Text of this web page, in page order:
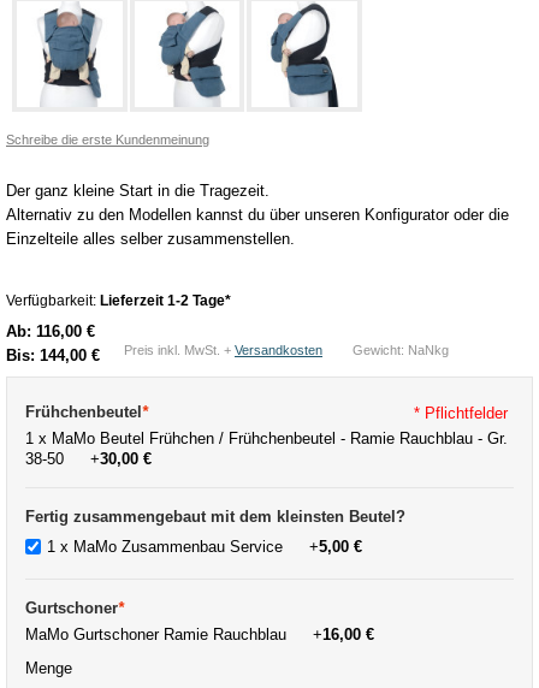
Schreibe die erste Kundenmeinung
Der ganz kleine Start in die Tragezeit.
Alternativ zu den Modellen kannst du über unseren Konfigurator oder die
Einzelteile alles selber zusammenstellen.
Verfügbarkeit: Lieferzeit 1-2 Tage*
Ab: 116,00 €
Bis: 144,00 € Preis inkl. MwSt. + Versandkosten Gewicht: NaNkg
Frühchenbeutel*
1 x MaMo Beutel Frühchen / Frühchenbeutel - Ramie Rauchblau - Gr.
38-50
+30,00 €
Fertig zusammengebaut mit dem kleinsten Beutel?
1 x MaMo Zusammenbau Service
+5,00 €
Gurtschoner*
MaMo Gurtschoner Ramie Rauchblau
+16,00 €
Menge
* Pflichtfelder